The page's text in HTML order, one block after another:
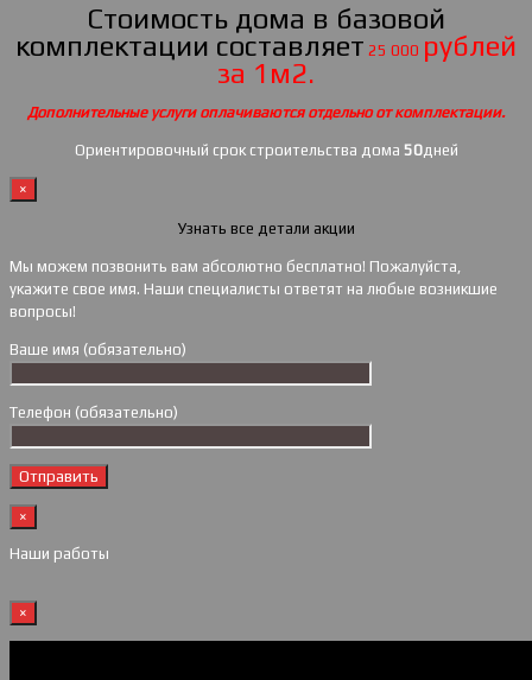
Стоимость дома в базовой
комплектации составляет 25 000 рублей
за 1м2.
Дополнительные услуги оплачиваются отдельно от комплектации.
Ориентировочный срок строительства дома 50дней
×
Узнать все детали акции
Мы можем позвонить вам абсолютно бесплатно! Пожалуйста,
укажите свое имя. Наши специалисты ответят на любые возникшие
вопросы!
Ваше имя (обязательно)
Телефон (обязательно)
×
Наши работы
×